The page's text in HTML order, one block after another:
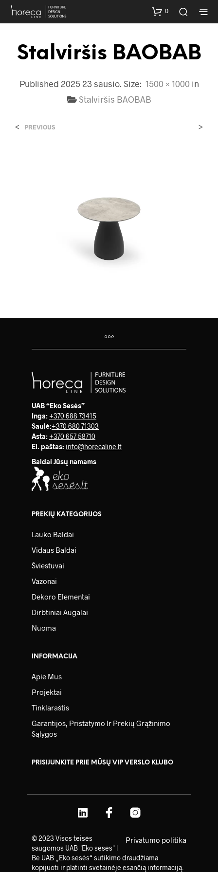
0
Stalviršis BAOBAB
Published 2025 23 sausio. Size: 1500 × 1000 in
Stalviršis BAOBAB
< PREVIOUS >
UAB “Eko Sesės”
Inga: +370 688 73415
Saulė:+370 680 71303
Asta: +370 657 58710
El. paštas: info@horecaline.lt
Baldai Jūsų namams
PREKIŲ KATEGORIJOS
Lauko Baldai
Vidaus Baldai
Šviestuvai
Vazonai
Dekoro Elementai
Dirbtiniai Augalai
Nuoma
INFORMACIJA
Apie Mus
Projektai
Tinklaraštis
Garantijos, Pristatymo Ir Prekių Grąžinimo
Sąlygos
PRISIJUNKITE PRIE MŪSŲ VIP VERSLO KLUBO
Privatumo politika
© 2023 Visos teisės
saugomos UAB "Eko sesės" |
Be UAB „Eko sesės“ sutikimo draudžiama
kopijuoti ir platinti svetainėje esančią informaciją.